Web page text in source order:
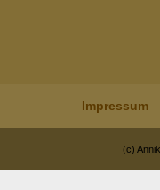
Impressum
(c)